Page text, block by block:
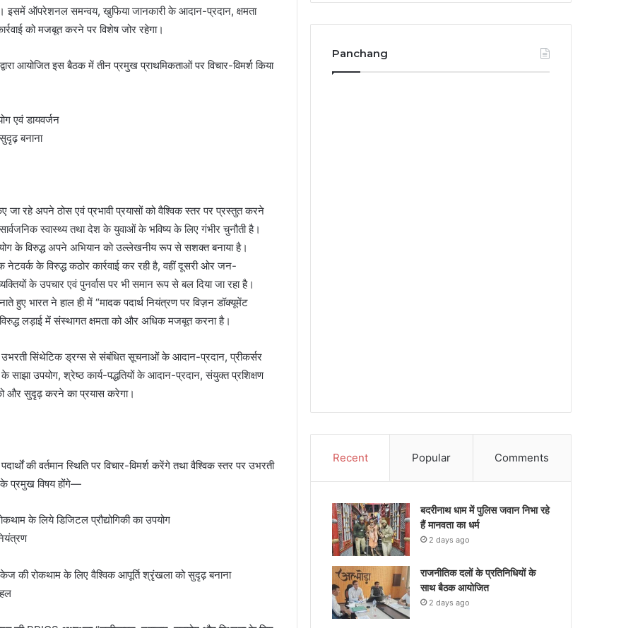
इसमें ऑपरेशनल समन्वय, खुफिया जानकारी के आदान-प्रदान, क्षमता
को मजबूत करने पर विशेष जोर रहेगा।
आयोजित इस बैठक में तीन प्रमुख प्राथमिकताओं पर विचार-विमर्श किया
एवं डायवर्जन
बनाना
जा रहे अपने ठोस एवं प्रभावी प्रयासों को वैश्विक स्तर पर प्रस्तुत करने
स्वास्थ्य तथा देश के युवाओं के भविष्य के लिए गंभीर चुनौती है।
के विरुद्ध अपने अभियान को उल्लेखनीय रूप से सशक्त बनाया है।
के विरुद्ध कठोर कार्रवाई कर रही है, वहीं दूसरी ओर जन-
के उपचार एवं पुनर्वास पर भी समान रूप से बल दिया जा रहा है।
भारत ने हाल ही में “मादक पदार्थ नियंत्रण पर विज़न डॉक्यूमेंट
लड़ाई में संस्थागत क्षमता को और अधिक मजबूत करना है।
सिंथेटिक ड्रग्स से संबंधित सूचनाओं के आदान-प्रदान, प्रीकर्सर
साझा उपयोग, श्रेष्ठ कार्य-पद्धतियों के आदान-प्रदान, संयुक्त प्रशिक्षण
और सुदृढ़ करने का प्रयास करेगा।
की वर्तमान स्थिति पर विचार-विमर्श करेंगे तथा वैश्विक स्तर पर उभरती
के प्रमुख विषय होंगे—
के लिये डिजिटल प्रौद्योगिकी का उपयोग
की रोकथाम के लिए वैश्विक आपूर्ति श्रृंखला को सुदृढ़ बनाना
Panchang
Recent Popular Comments
बदरीनाथ धाम में पुलिस जवान निभा रहे
हैं मानवता का धर्म
2 days ago
राजनीतिक दलों के प्रतिनिधियों के
साथ बैठक आयोजित
2 days ago